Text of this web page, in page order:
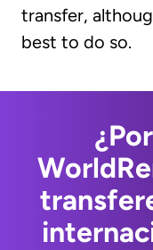
transfer,
best to do so.